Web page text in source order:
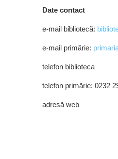
Date contact
e-mail bibliotecă:
e-mail primărie:
telefon biblioteca
telefon primărie: 0232
adresă web